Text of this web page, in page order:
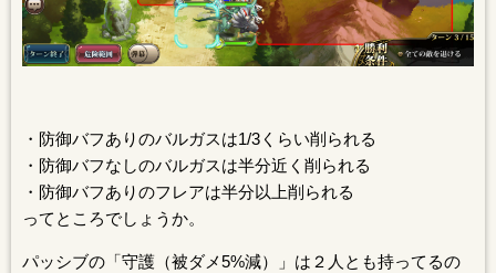
・防御バフありのバルガスは1/3くらい削られる
・防御バフなしのバルガスは半分近く削られる
・防御バフありのフレアは半分以上削られる
ってところでしょうか。
パッシブの「守護（被ダメ5%減）」は２人とも持ってるの